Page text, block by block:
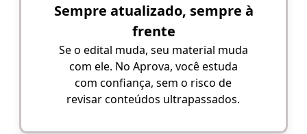
Sempre atualizado, sempre à
frente
Se o edital muda, seu material muda
com ele. No Aprova, você estuda
com confiança, sem o risco de
revisar conteúdos ultrapassados.